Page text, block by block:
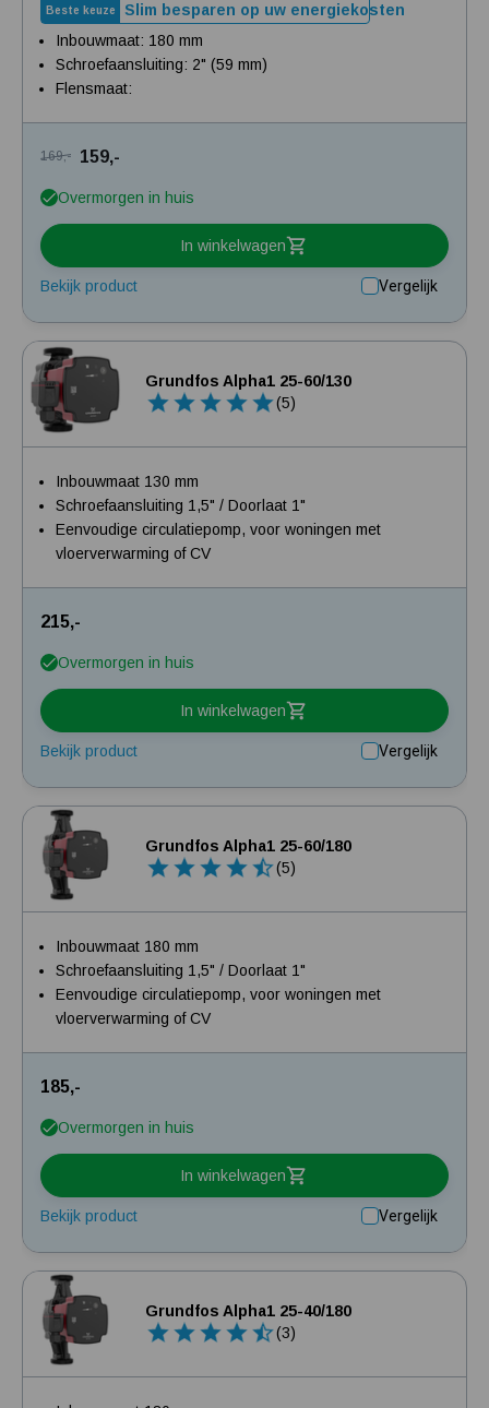
Beste keuze Slim besparen op uw energiekosten
Inbouwmaat: 180 mm
Schroefaansluiting: 2" (59 mm)
Flensmaat:
169,- 159,-
Overmorgen in huis
In winkelwagen
Bekijk product Vergelijk
Grundfos Alpha1 25-60/130
(5)
Inbouwmaat 130 mm
Schroefaansluiting 1,5" / Doorlaat 1"
Eenvoudige circulatiepomp, voor woningen met
vloerverwarming of CV
215,-
Overmorgen in huis
In winkelwagen
Bekijk product Vergelijk
Grundfos Alpha1 25-60/180
(5)
Inbouwmaat 180 mm
Schroefaansluiting 1,5" / Doorlaat 1"
Eenvoudige circulatiepomp, voor woningen met
vloerverwarming of CV
185,-
Overmorgen in huis
In winkelwagen
Bekijk product Vergelijk
Grundfos Alpha1 25-40/180
(3)